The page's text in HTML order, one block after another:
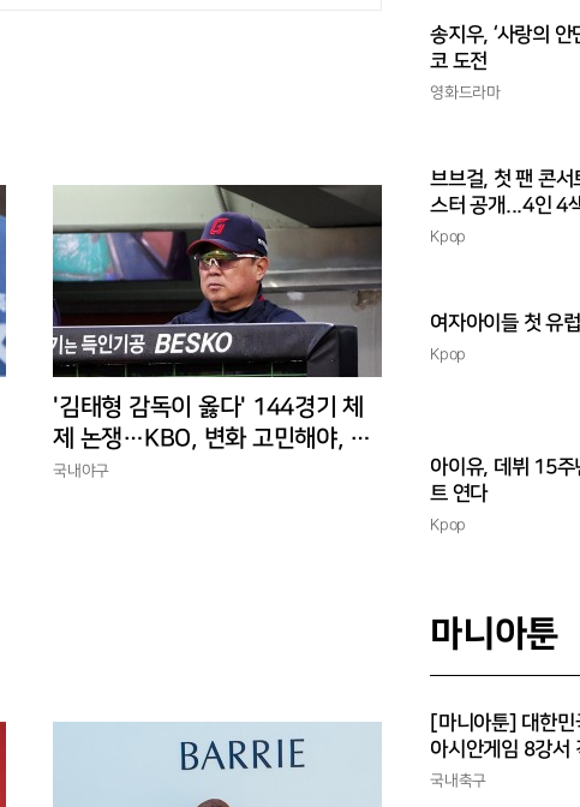
'김태형 감독이 옳다' 144경기 체
제 논쟁…KBO, 변화 고민해야, 환
경에 맞는 경기 수가 바람직
국내야구
송지우, ‘사랑의 안
코 도전
영화드라마
브브걸, 첫 팬 콘서
스터 공개...4인 4
산
Kpop
여자아이들 첫 유
Kpop
아이유, 데뷔 15주
트 연다
Kpop
마니아툰
[마니아툰] 대한민
아시안게임 8강서
국내축구